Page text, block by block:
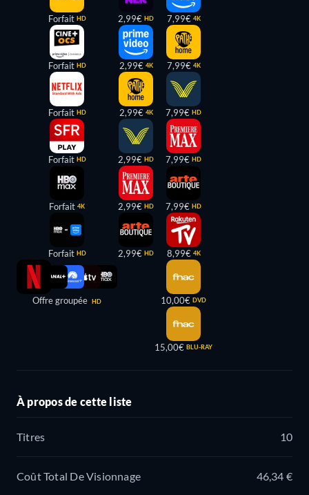
Forfait HD
Forfait HD
Forfait HD
Forfait HD
Forfait 4K
Forfait HD
Offre groupée HD
2,99€ HD
2,99€ 4K
2,99€ 4K
2,99€ HD
2,99€ HD
2,99€ HD
7,99€ 4K
7,99€ 4K
7,99€ HD
7,99€ HD
7,99€ HD
8,99€ 4K
10,00€ DVD
15,00€ BLU-RAY
À propos de cette liste
Titres 10
Coût Total De Visionnage 46,34 €